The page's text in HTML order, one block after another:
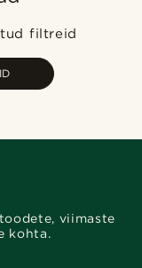
hind
filtreid
viimaste
kohta.